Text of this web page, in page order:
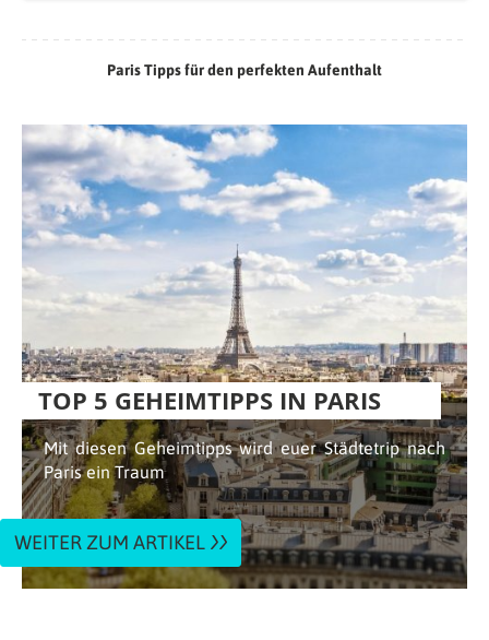
Paris Tipps für den perfekten Aufenthalt
TOP 5 GEHEIMTIPPS IN PARIS
Mit diesen Geheimtipps wird euer Städtetrip nach
Paris ein Traum
WEITER ZUM ARTIKEL